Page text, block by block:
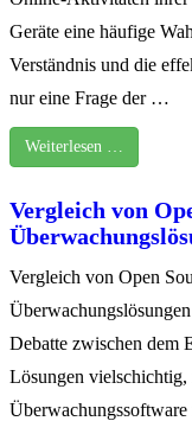
Geräte eine häufige
Verständnis und die
nur eine Frage der …
Weiterlesen …
Vergleich von
Vergleich von Open
Debatte zwischen dem
Lösungen vielschichtig,